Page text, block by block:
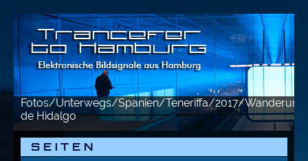
Fotos/Unterwegs/Spanien/Teneriffa/2017/
de Hidalgo
S E I T E N